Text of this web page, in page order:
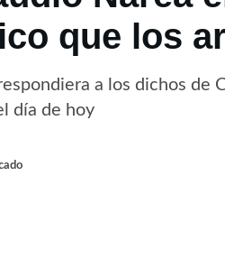
que los
a los dichos de
día de hoy